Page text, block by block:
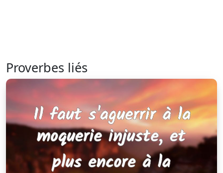
Proverbes liés